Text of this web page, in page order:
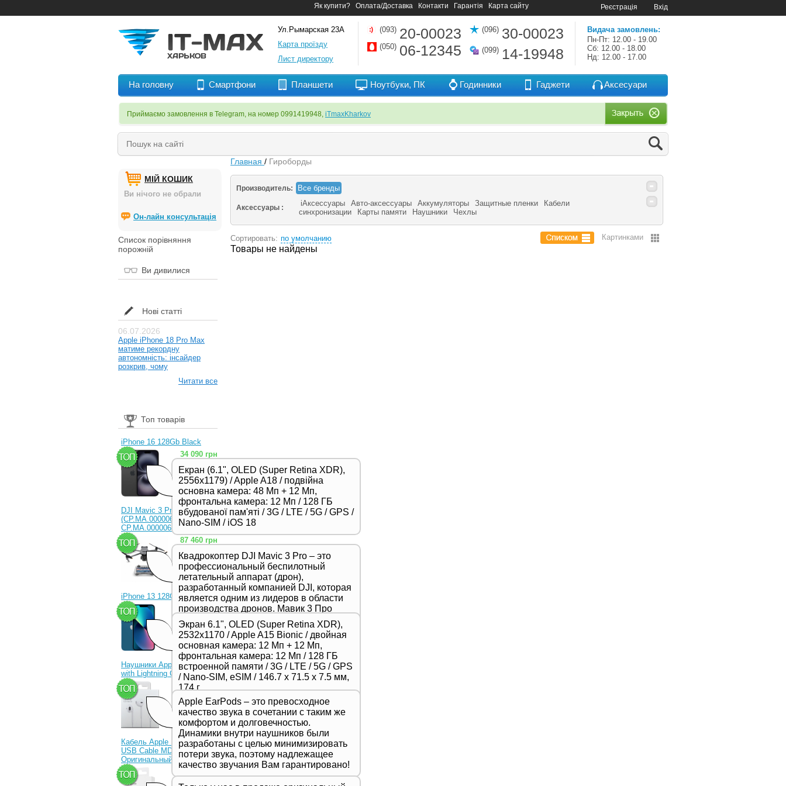
Як купити? Оплата/Доставка Контакти Гарантія Карта сайту Реєстрація Вхід
Ул.Рымарская 23А
Карта проїзду
Лист директору
(093) 20-00023
(050) 06-12345
(096) 30-00023
(099) 14-19948
Видача замовлень:
Пн-Пт: 12.00 - 19.00
Сб: 12.00 - 18.00
Нд: 12.00 - 17.00
На головну Смартфони Планшети Ноутбуки, ПК Годинники Гаджети Аксесуари
Приймаємо замовлення в Telegram, на номер 0991419948, iTmaxKharkov
МІЙ КОШИК
Ви нічого не обрали
Он-лайн консультація
Список порівняння
порожній
Ви дивилися
Нові статті
06.07.2026
Apple iPhone 18 Pro Max
матиме рекордну
автономність: інсайдер
розкрив, чому
Читати все
Топ товарів
iPhone 16 128Gb Black
Екран (6.1", OLED (Super Retina XDR),
2556x1179) / Apple A18 / подвійна
основна камера: 48 Мп + 12 Мп,
фронтальна камера: 12 Мп / 128 ГБ
вбудованої пам'яті / 3G / LTE / 5G / GPS /
Nano-SIM / iOS 18
34 090 грн
DJI Mavic 3 Pro (RC)
(CP.MA.00000654.01,
CP.MA.00000656.01)
Квадрокоптер DJI Mavic 3 Pro – это
профессиональный беспилотный
летательный аппарат (дрон),
разработанный компанией DJI, которая
является одним из лидеров в области
производства дронов. Мавик 3 Про
представляет собой новейшую модель
в серии Mavic и отличается высоким
качеством съемки, продвинутыми
функциями и улучшенной
производительностью,
предназначенной для
профессиональных фотографов и
видеооператоров.
87 460 грн
iPhone 13 128Gb Blue
Экран 6.1", OLED (Super Retina XDR),
2532x1170 / Apple A15 Bionic / двойная
основная камера: 12 Мп + 12 Мп,
фронтальная камера: 12 Мп / 128 ГБ
встроенной памяти / 3G / LTE / 5G / GPS
/ Nano-SIM, eSIM / 146.7 х 71.5 х 7.5 мм,
174 г
23 330 грн
Наушники Apple EarPods
with Lightning Connector
Apple EarPods – это превосходное
качество звука в сочетании с таким же
комфортом и долговечностью.
Динамики внутри наушников были
разработаны с целью минимизировать
потери звука, поэтому надлежащее
качество звучания Вам гарантировано!
1 350 грн
Кабель Apple Lightning to
USB Cable MD818ZM
Оригинальный!
Главная / Гироборды
Производитель: Все бренды
Аксессуары : iАксессуары Авто-аксессуары Аккумуляторы Защитные пленки
Кабели
синхронизации
Карты памяти Наушники Чехлы
Сортировать: по умолчанию
Товары не найдены